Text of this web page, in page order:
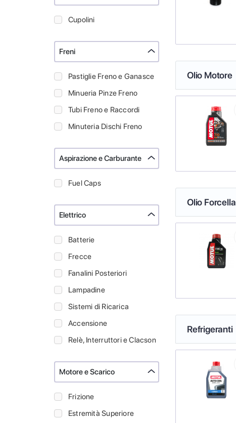
Cupolini
Freni
Pastiglie Freno e Ganasce
Minueria Pinze Freno
Tubi Freno e Raccordi
Minuteria Dischi Freno
Aspirazione e Carburante
Fuel Caps
Elettrico
Batterie
Frecce
Fanalini Posteriori
Lampadine
Sistemi di Ricarica
Accensione
Relè, Interruttori e Clacson
Motore e Scarico
Frizione
Estremità Superiore
Olio Motore
Olio Forcella
Refrigeranti